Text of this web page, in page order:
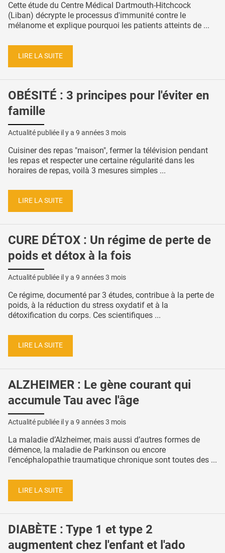
Cette étude du Centre Médical Dartmouth-Hitchcock
(Liban) décrypte le processus d'immunité contre le
mélanome et explique pourquoi les patients atteints de ...
LIRE LA SUITE
OBÉSITÉ : 3 principes pour l'éviter en
famille
Actualité publiée il y a 9 années 3 mois
Cuisiner des repas "maison", fermer la télévision pendant
les repas et respecter une certaine régularité dans les
horaires de repas, voilà 3 mesures simples ...
LIRE LA SUITE
CURE DÉTOX : Un régime de perte de
poids et détox à la fois
Actualité publiée il y a 9 années 3 mois
Ce régime, documenté par 3 études, contribue à la perte de
poids, à la réduction du stress oxydatif et à la
détoxification du corps. Ces scientifiques ...
LIRE LA SUITE
ALZHEIMER : Le gène courant qui
accumule Tau avec l'âge
Actualité publiée il y a 9 années 3 mois
La maladie d’Alzheimer, mais aussi d’autres formes de
démence, la maladie de Parkinson ou encore
l'encéphalopathie traumatique chronique sont toutes des ...
LIRE LA SUITE
DIABÈTE : Type 1 et type 2
augmentent chez l'enfant et l'ado